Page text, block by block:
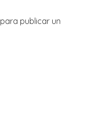
para publicar un